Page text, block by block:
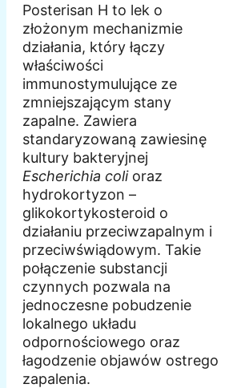
Posterisan H to lek o
złożonym mechanizmie
działania, który łączy
właściwości
immunostymulujące ze
zmniejszającym stany
zapalne. Zawiera
standaryzowaną zawiesinę
kultury bakteryjnej
Escherichia colioraz
hydrokortyzon –
glikokortykosteroid o
działaniu przeciwzapalnym i
przeciwświądowym. Takie
połączenie substancji
czynnych pozwala na
jednoczesne pobudzenie
lokalnego układu
odpornościowego oraz
łagodzenie objawów ostrego
zapalenia.